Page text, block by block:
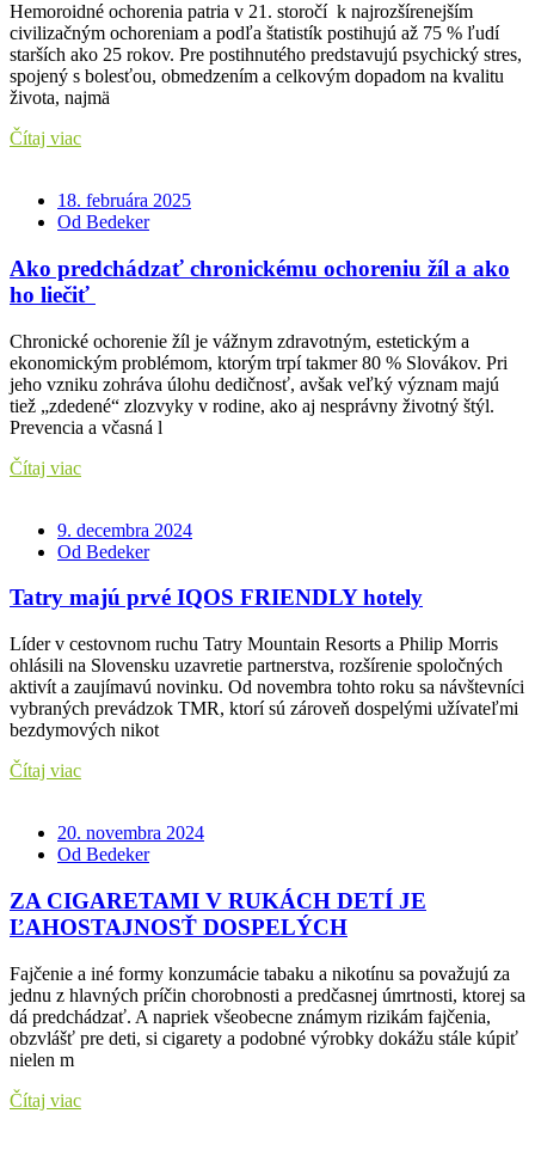
Hemoroidné ochorenia patria v 21. storočí k najrozšírenejším
civilizačným ochoreniam a podľa štatistík postihujú až 75 % ľudí
starších ako 25 rokov. Pre postihnutého predstavujú psychický stres,
spojený s bolesťou, obmedzením a celkovým dopadom na kvalitu
života, najmä
Čítaj viac
18. februára 2025
Od Bedeker
Ako predchádzať chronickému ochoreniu žíl a ako
ho liečiť
Chronické ochorenie žíl je vážnym zdravotným, estetickým a
ekonomickým problémom, ktorým trpí takmer 80 % Slovákov. Pri
jeho vzniku zohráva úlohu dedičnosť, avšak veľký význam majú
tiež „zdedené“ zlozvyky v rodine, ako aj nesprávny životný štýl.
Prevencia a včasná l
Čítaj viac
9. decembra 2024
Od Bedeker
Tatry majú prvé IQOS FRIENDLY hotely
Líder v cestovnom ruchu Tatry Mountain Resorts a Philip Morris
ohlásili na Slovensku uzavretie partnerstva, rozšírenie spoločných
aktivít a zaujímavú novinku. Od novembra tohto roku sa návštevníci
vybraných prevádzok TMR, ktorí sú zároveň dospelými užívateľmi
bezdymových nikot
Čítaj viac
20. novembra 2024
Od Bedeker
ZA CIGARETAMI V RUKÁCH DETÍ JE
ĽAHOSTAJNOSŤ DOSPELÝCH
Fajčenie a iné formy konzumácie tabaku a nikotínu sa považujú za
jednu z hlavných príčin chorobnosti a predčasnej úmrtnosti, ktorej sa
dá predchádzať. A napriek všeobecne známym rizikám fajčenia,
obzvlášť pre deti, si cigarety a podobné výrobky dokážu stále kúpiť
nielen m
Čítaj viac